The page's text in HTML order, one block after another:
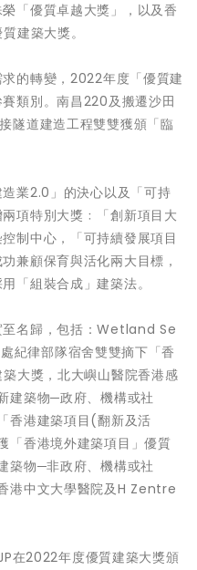
「優質卓越大獎」，以及香
建築大獎。
的轉變，2022年度「優質建
類別。南昌220及搬遷沙田
隧道建造工程雙雙獲頒「臨
業2.0」的決心以及「可持
項特別大獎﹕「創新項目大
制中心，「可持續發展項目
兼顧保育與活化兩大目標，
「組裝合成」建築法。
至名歸，包括：Wetland Se
紀律部隊宿舍雙雙摘下「香
大獎，北大嶼山醫院香港感
建築物─政府、機構或社
香港建築項目(翻新及活
「香港境外建築項目」優質
築物─非政府、機構或社
港中文大學醫院及H Zentre
在2022年度優質建築大獎頒